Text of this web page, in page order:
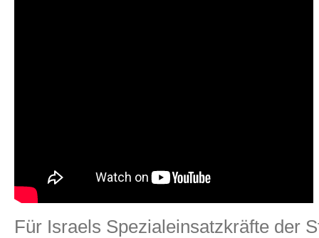
Für Israels Spezialeinsatzkräfte der